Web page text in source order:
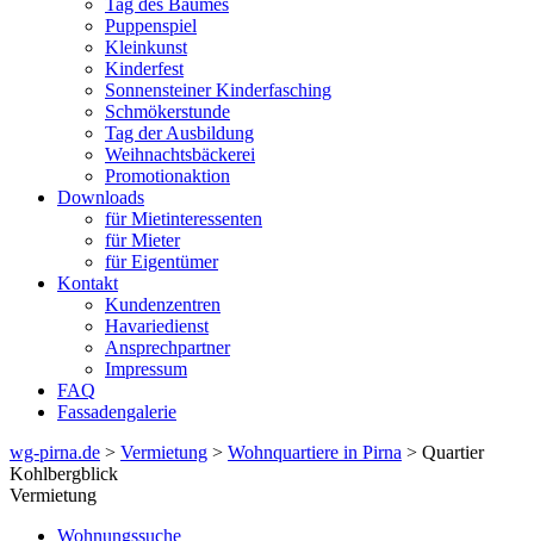
Puppenspiel
Kleinkunst
Kinderfest
Sonnensteiner Kinderfasching
Schmökerstunde
Tag der Ausbildung
Weihnachtsbäckerei
Promotionaktion
Downloads
für Mietinteressenten
für Mieter
für Eigentümer
Kontakt
Kundenzentren
Havariedienst
Ansprechpartner
Impressum
FAQ
Fassadengalerie
wg-pirna.de > Vermietung > Wohnquartiere in Pirna > Quartier
Kohlbergblick
Vermietung
Wohnungssuche